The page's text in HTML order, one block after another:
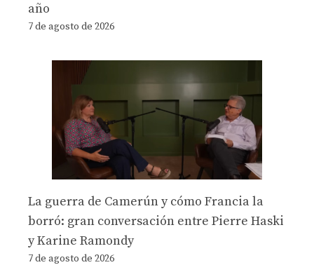
año
7 de agosto de 2026
La guerra de Camerún y cómo Francia la
borró: gran conversación entre Pierre Haski
y Karine Ramondy
7 de agosto de 2026